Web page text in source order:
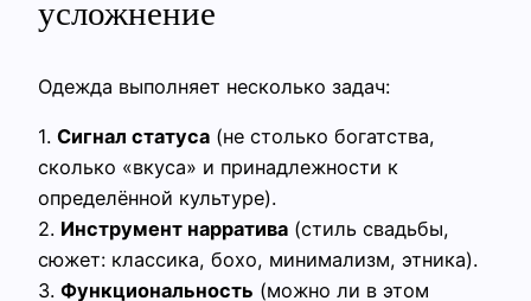
усложнение
Одежда выполняет несколько задач:
1. Сигнал статуса (не столько богатства,
сколько «вкуса» и принадлежности к
определённой культуре).
2. Инструмент нарратива (стиль свадьбы,
сюжет: классика, бохо, минимализм, этника).
3. Функциональность (можно ли в этом